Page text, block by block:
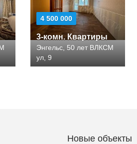
4 500 000
3-комн. Квартиры
Энгельс, 50 лет ВЛКСМ
ул, 9
Новые объекты